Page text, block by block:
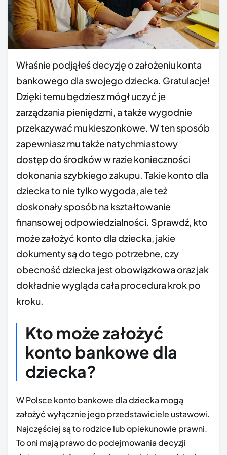
Właśnie podjąłeś decyzję o założeniu konta
bankowego dla swojego dziecka. Gratulacje!
Dzięki temu będziesz mógł uczyć je
zarządzania pieniędzmi, a także wygodnie
przekazywać mu kieszonkowe. W ten sposób
zapewniasz mu także natychmiastowy
dostęp do środków w razie konieczności
dokonania szybkiego zakupu. Takie konto dla
dziecka to nie tylko wygoda, ale też
doskonały sposób na kształtowanie
finansowej odpowiedzialności. Sprawdź, kto
może założyć konto dla dziecka, jakie
dokumenty są do tego potrzebne, czy
obecność dziecka jest obowiązkowa oraz jak
dokładnie wygląda cała procedura krok po
kroku.
Kto może założyć
konto bankowe dla
dziecka?
W Polsce konto bankowe dla dziecka mogą
założyć wyłącznie jego przedstawiciele ustawowi.
Najczęściej są to rodzice lub opiekunowie prawni.
To oni mają prawo do podejmowania decyzji